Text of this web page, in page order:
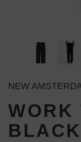
NEW
WORK
BLACK